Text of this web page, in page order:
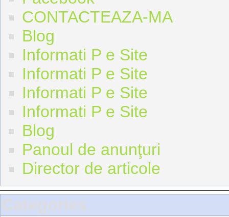
CONTACTEAZA-MA
Blog
Informati P e Site
Informati P e Site
Informati P e Site
Informati P e Site
Blog
Panoul de anunţuri
Director de articole
Categories